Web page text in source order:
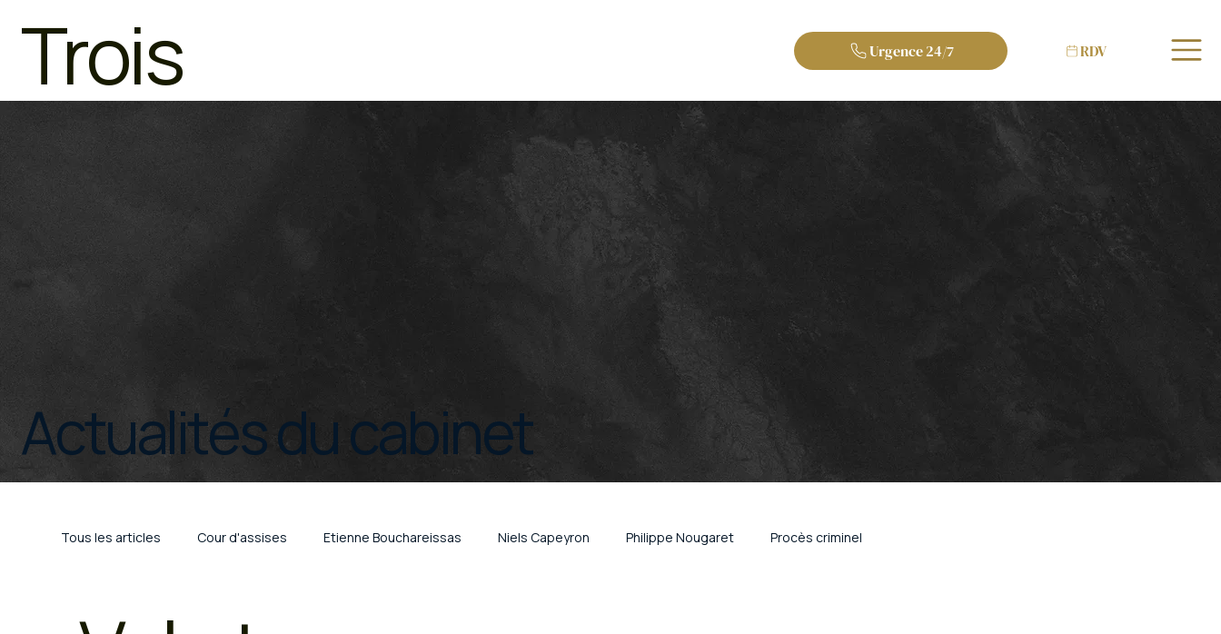
Trois Urgence 24/7 RDV
Actualités du cabinet
Tous les articles Cour d'assises Etienne Bouchareissas Niels Capeyron Philippe Nougaret Procès criminel